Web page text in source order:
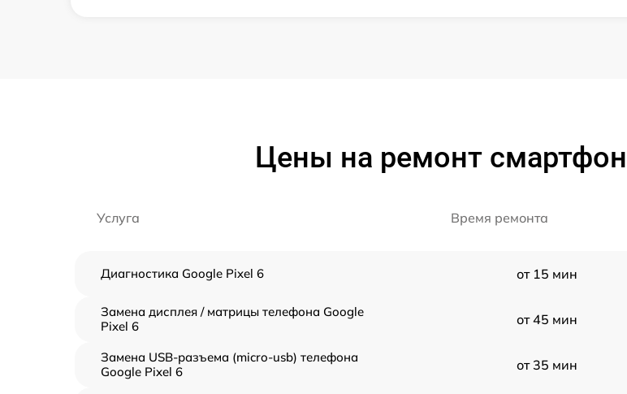
Цены на ремонт
Услуга Время ремонта
Диагностика Google Pixel 6 от 15 мин
Замена дисплея / матрицы телефона Google
Pixel 6
от 45 мин
Замена USB-разъема (micro-usb) телефона
Google Pixel 6
от 35 мин